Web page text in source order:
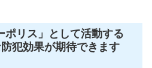
ポリス」として活動する
犯効果が期待できます